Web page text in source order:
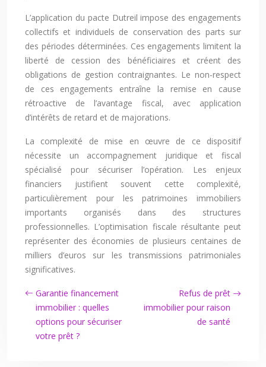
L’application du pacte Dutreil impose des engagements
collectifs et individuels de conservation des parts sur
des périodes déterminées. Ces engagements limitent la
liberté de cession des bénéficiaires et créent des
obligations de gestion contraignantes. Le non-respect
de ces engagements entraîne la remise en cause
rétroactive de l’avantage fiscal, avec application
d’intérêts de retard et de majorations.
La complexité de mise en œuvre de ce dispositif
nécessite un accompagnement juridique et fiscal
spécialisé pour sécuriser l’opération. Les enjeux
financiers justifient souvent cette complexité,
particulièrement pour les patrimoines immobiliers
importants organisés dans des structures
professionnelles. L’optimisation fiscale résultante peut
représenter des économies de plusieurs centaines de
milliers d’euros sur les transmissions patrimoniales
significatives.
Garantie financement
immobilier : quelles
options pour sécuriser
votre prêt ?
Refus de prêt
immobilier pour raison
de santé